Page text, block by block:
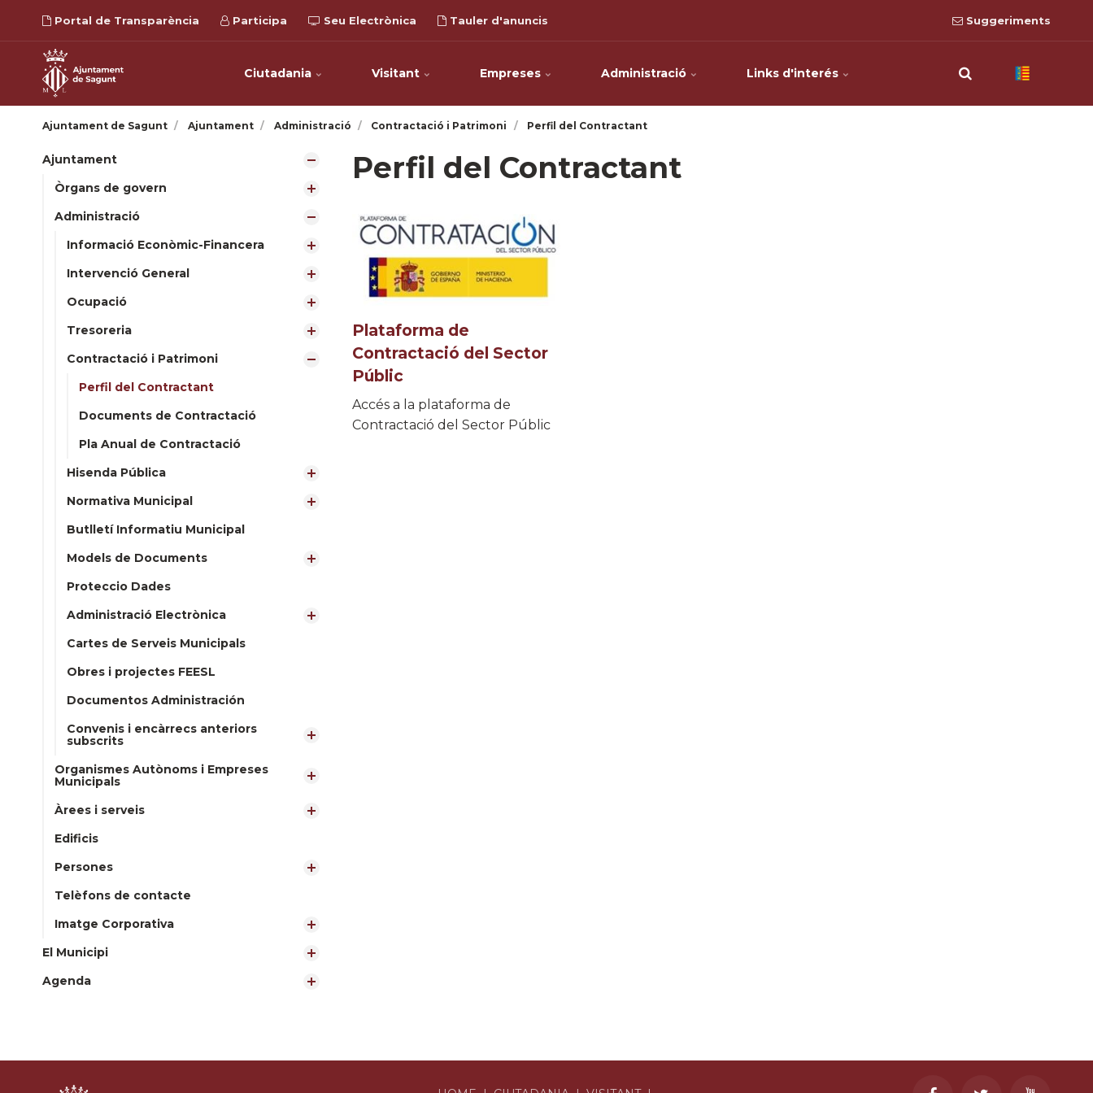
Portal de Transparència Participa Seu Electrònica Tauler d'anuncis Suggeriments
Ciutadania Visitant Empreses Administració Links d'interés
Ajuntament de Sagunt Ajuntament Administració Contractació i Patrimoni Perfil del Contractant
Ajuntament
Òrgans de govern
Administració
Informació Econòmic-Financera
Intervenció General
Ocupació
Tresoreria
Contractació i Patrimoni
Perfil del Contractant
Documents de Contractació
Pla Anual de Contractació
Hisenda Pública
Normativa Municipal
Butlletí Informatiu Municipal
Models de Documents
Proteccio Dades
Administració Electrònica
Cartes de Serveis Municipals
Obres i projectes FEESL
Documentos Administración
Convenis i encàrrecs anteriors
subscrits
Organismes Autònoms i Empreses
Municipals
Àrees i serveis
Edificis
Persones
Telèfons de contacte
Imatge Corporativa
El Municipi
Agenda
Perfil del Contractant
Plataforma de
Contractació del Sector
Públic
Accés a la plataforma de
Contractació del Sector Públic